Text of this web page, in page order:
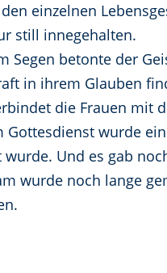
einzelnen
still innegehalten.
Segen betonte der
in ihrem Glauben
die Frauen mit
Gottesdienst wurde
wurde. Und es gab
wurde noch lange